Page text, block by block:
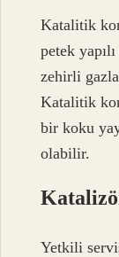
Katalitik
petek
zehirli
Katalitik
bir koku
olabilir.
Yetkili